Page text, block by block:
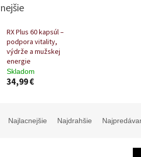
RX Plus 60 kapsúl –
podpora vitality,
výdrže a mužskej
energie
Skladom
34,99 €
Najlacnejšie Najdrahšie